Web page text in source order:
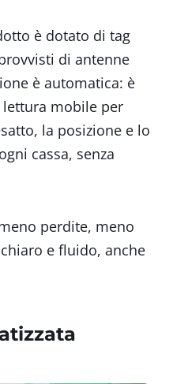
è dotato di tag
di antenne
è automatica: è
mobile per
la posizione e lo
cassa, senza
perdite, meno
e fluido, anche